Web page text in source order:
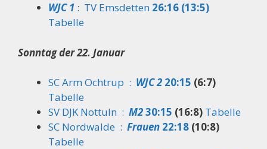
WJC 1 : TV Emsdetten 26:16 (13:5)
Tabelle
Sonntag der 22. Januar
SC Arm Ochtrup : WJC 2 20:15 (6:7)
Tabelle
SV DJK Nottuln : M230:15 (16:8) Tabelle
SC Nordwalde : Frauen 22:18 (10:8)
Tabelle